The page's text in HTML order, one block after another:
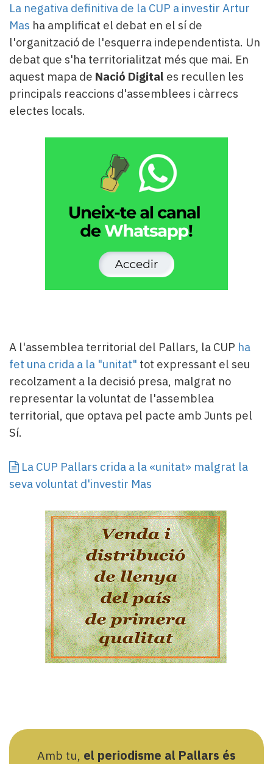
La negativa definitiva de la CUP a investir Artur
Mas ha amplificat el debat en el sí de
l'organització de l'esquerra independentista. Un
debat que s'ha territorialitzat més que mai. En
aquest mapa de Nació Digital es recullen les
principals reaccions d'assemblees i càrrecs
electes locals.
A l'assemblea territorial del Pallars, la CUP ha
fet una crida a la "unitat" tot expressant el seu
recolzament a la decisió presa, malgrat no
representar la voluntat de l'assemblea
territorial, que optava pel pacte amb Junts pel
Sí.
La CUP Pallars crida a la «unitat» malgrat la
seva voluntat d'investir Mas
Amb tu, el periodisme al Pallars és